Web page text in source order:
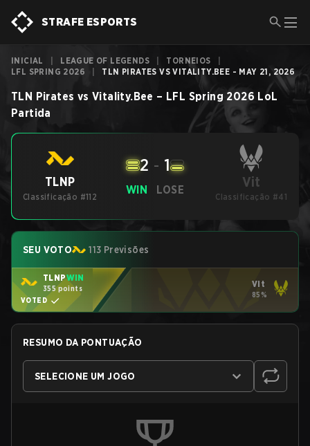
STRAFE ESPORTS
INICIAL LEAGUE OF LEGENDS TORNEIOS
LFL SPRING 2026
TLN PIRATES VS VITALITY.BEE - MAY 21, 2026
TLN Pirates vs Vitality.Bee – LFL Spring 2026 LoL
Partida
TLNP
Classificação #112
WIN
2 - 1
LOSE Vit
Classificação #41
SEU VOTO 113 Previsões
TLNPWIN
355 points
VOTED
Vit
85%
RESUMO DA PONTUAÇÃO
SELECIONE UM JOGO